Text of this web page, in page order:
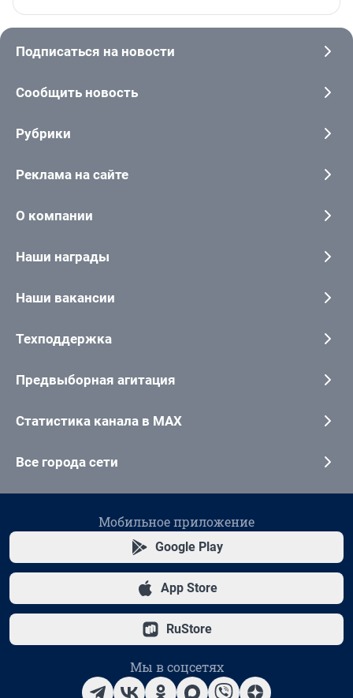
Подписаться на новости
Сообщить новость
Рубрики
Реклама на сайте
О компании
Наши награды
Наши вакансии
Техподдержка
Предвыборная агитация
Статистика канала в MAX
Все города сети
Мобильное приложение
Google Play
App Store
RuStore
Мы в соцсетях